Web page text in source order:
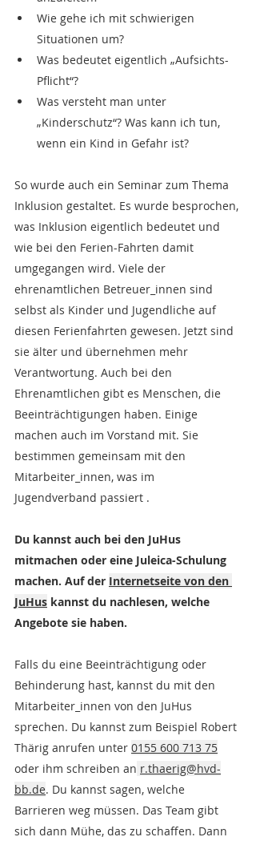
Wie gehe ich mit schwierigen
Situationen um?
Was bedeutet eigentlich „Aufsichts-
Pflicht“?
Was versteht man unter
„Kinderschutz“? Was kann ich tun,
wenn ein Kind in Gefahr ist?
So wurde auch ein Seminar zum Thema
Inklusion gestaltet. Es wurde besprochen,
was Inklusion eigentlich bedeutet und
wie bei den Ferien-Fahrten damit
umgegangen wird. Viele der
ehrenamtlichen Betreuer_innen sind
selbst als Kinder und Jugendliche auf
diesen Ferienfahrten gewesen. Jetzt sind
sie älter und übernehmen mehr
Verantwortung. Auch bei den
Ehrenamtlichen gibt es Menschen, die
Beeinträchtigungen haben. Einige
machen auch im Vorstand mit. Sie
bestimmen gemeinsam mit den
Mitarbeiter_innen, was im
Jugendverband passiert .
Du kannst auch bei den JuHus
mitmachen oder eine Juleica-Schulung
machen. Auf der Internetseite von den
JuHus kannst du nachlesen, welche
Angebote sie haben.
Falls du eine Beeinträchtigung oder
Behinderung hast, kannst du mit den
Mitarbeiter_innen von den JuHus
sprechen. Du kannst zum Beispiel Robert
Thärig anrufen unter 0155 600 713 75
oder ihm schreiben an r.thaerig@hvd-
bb.de. Du kannst sagen, welche
Barrieren weg müssen. Das Team gibt
sich dann Mühe, das zu schaffen. Dann